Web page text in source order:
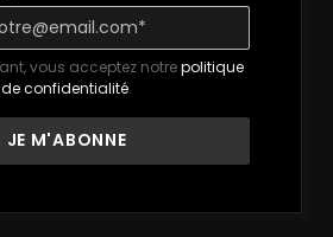
vous acceptez notrepolitique
de confidentialité.